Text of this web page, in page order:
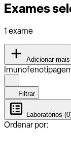
Exames
1 exame
Adicionar mais
Filtrar
Laboratórios
Ordenar por: